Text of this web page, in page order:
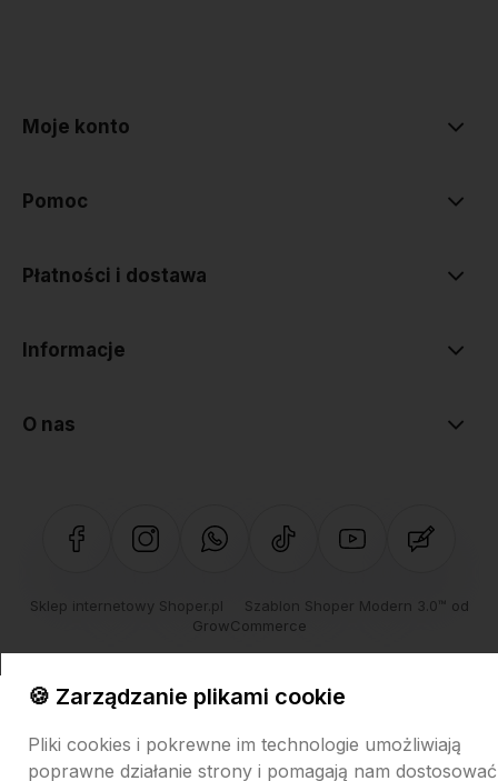
Moje konto
Pomoc
Płatności i dostawa
Informacje
O nas
Sklep internetowy Shoper.pl Szablon Shoper Modern 3.0™ od
GrowCommerce
🍪 Zarządzanie plikami cookie
Pliki cookies i pokrewne im technologie umożliwiają
poprawne działanie strony i pomagają nam dostosować